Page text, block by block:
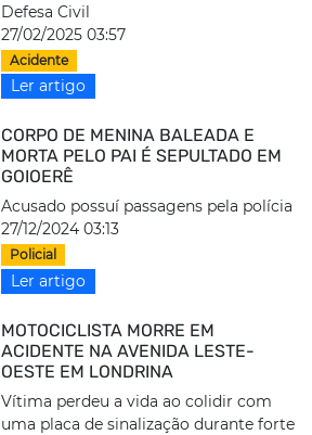
Defesa Civil
27/02/2025 03:57
Acidente
Ler artigo
CORPO DE MENINA BALEADA E
MORTA PELO PAI É SEPULTADO EM
GOIOERÊ
Acusado possuí passagens pela polícia
27/12/2024 03:13
Policial
Ler artigo
MOTOCICLISTA MORRE EM
ACIDENTE NA AVENIDA LESTE-
OESTE EM LONDRINA
Vítima perdeu a vida ao colidir com
uma placa de sinalização durante forte